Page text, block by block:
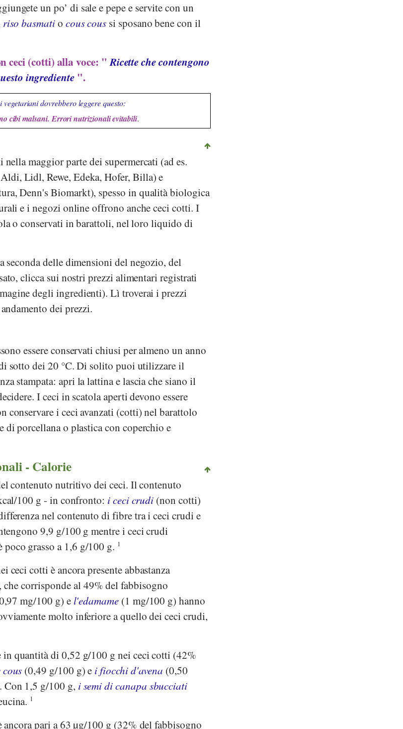
un po’ di sale e pepe e servite con un
riso basmatio cous cous si sposano bene con il
ceci (cotti) alla voce: "Ricette che contengono
ingrediente".
dovrebbero leggere questo:
cibi malsani. Errori nutrizionali evitabili.
maggior parte dei supermercati (ad es.
Aldi, Lidl,Rewe, Edeka,Hofer, Billa) e
,Denn's Biomarkt), spesso in qualità biologica
e i negozi online offrono anche ceci cotti. I
o conservati in barattoli, nel loro liquido di
delle dimensioni del negozio, del
clicca sui nostri prezzi alimentari registrati
degli ingredienti). Lì troverai i prezzi
dei prezzi.
essere conservati chiusi per almeno un anno
sotto dei 20 °C. Di solito puoi utilizzare il
stampata: apri la lattina e lascia che siano il
I ceci in scatola aperti devono essere
conservare i ceci avanzati (cotti) nel barattolo
porcellana o plastica con coperchio e
- Calorie
contenuto nutritivo dei ceci. Il contenuto
100 g - in confronto: i ceci crudi (non cotti)
nel contenuto di fibre tra i ceci crudi e
9,9 g/100 g mentre i ceci crudi
grasso a 1,6 g/100 g. 1
ceci cotti è ancora presente abbastanza
corrisponde al 49% del fabbisogno
mg/100 g) e l'edamame (1 mg/100 g) hanno
molto inferiore a quello dei ceci crudi,
in quantità di 0,52 g/100 g nei ceci cotti (42%
(0,49 g/100 g) e i fiocchi d'avena (0,50
Con 1,5 g/100 g, i semi di canapa sbucciati
1
pari a 63 µg/100 g (32% del fabbisogno